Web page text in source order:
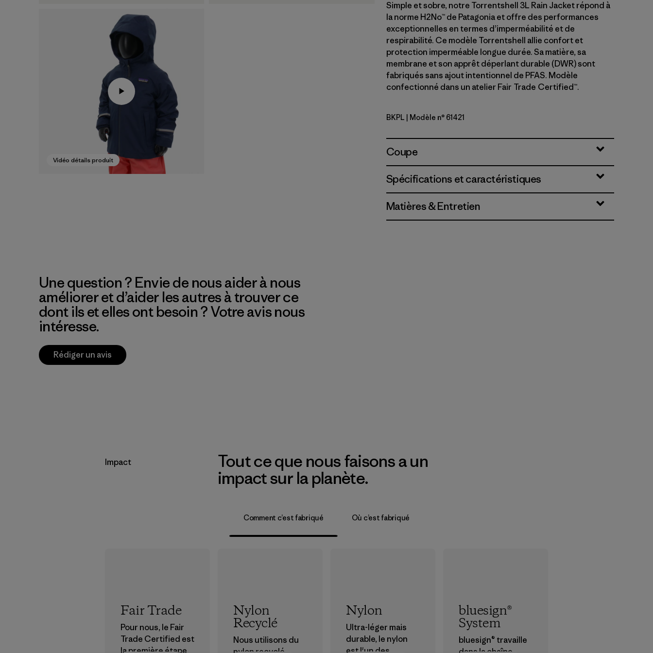
Vidéo détails produit
Simple et sobre, notre Torrentshell 3L Rain Jacket répond à
la norme H2No™ de Patagonia et offre des performances
exceptionnelles en termes d’imperméabilité et de
respirabilité. Ce modèle Torrentshell allie confort et
protection imperméable longue durée. Sa matière, sa
membrane et son apprêt déperlant durable (DWR) sont
fabriqués sans ajout intentionnel de PFAS. Modèle
confectionné dans un atelier Fair Trade Certified™.
Brisk Purple
BKPL | Modèle n° 61421
Coupe
Spécifications et caractéristiques
Matières & Entretien
Une question ? Envie de nous aider à nous
améliorer et d’aider les autres à trouver ce
dont ils et elles ont besoin ? Votre avis nous
intéresse.
Rédiger un avis
Impact
Tout ce que nous faisons a un
impact sur la planète.
Comment c’est fabriqué Où c’est fabriqué
Fair Trade
Pour nous, le Fair
Trade Certified est
la première étape
Nylon
Recyclé
Nous utilisons du
Nylon
Ultra-léger mais
durable, le nylon
est l'un des
bluesign®
System
bluesign® travaille